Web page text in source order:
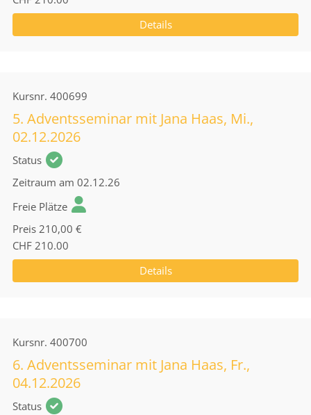
Details
Kursnr. 400699
5. Adventsseminar mit Jana Haas, Mi.,
02.12.2026
Status
Zeitraum am 02.12.26
Freie Plätze
Preis 210,00 €
CHF 210.00
Details
Kursnr. 400700
6. Adventsseminar mit Jana Haas, Fr.,
04.12.2026
Status